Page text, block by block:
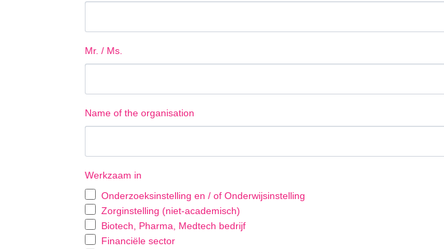
Mr. / Ms.
Name of the organisation
Werkzaam in
Onderzoeksinstelling en / of Onderwijsinstelling
Zorginstelling (niet-academisch)
Biotech, Pharma, Medtech bedrijf
Financiële sector